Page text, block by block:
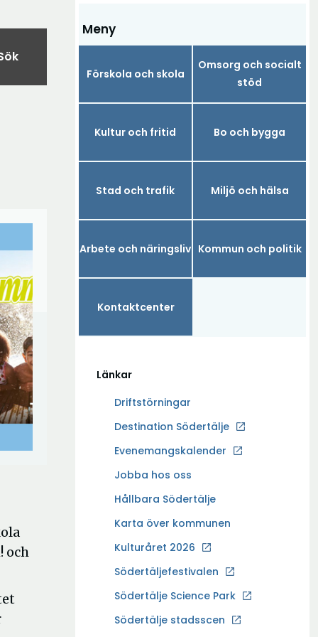
Meny
Förskola och skola
Omsorg och socialt
stöd
Kultur och fritid Bo och bygga
Stad och trafik Miljö och hälsa
Arbete och näringsliv Kommun och politik
Kontaktcenter
Länkar
Driftstörningar
Destination Södertälje
Ö
p
n
a
y
t
f
ö
Evenemangskalender
Jobba hos oss
Ö
p
n
a
y
t
Hållbara Södertälje
Karta över kommunen
Kulturåret 2026
Södertäljefestivalen
Södertälje Science Park
Ö
p
Södertälje stadsscen
och